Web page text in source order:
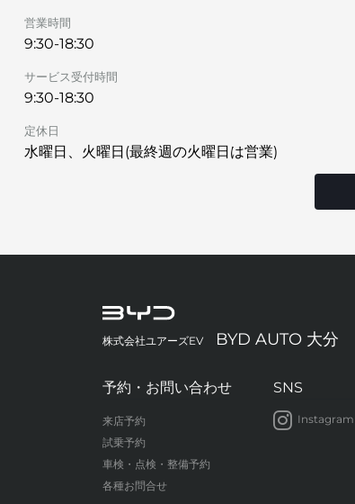
営業時間
9:30-18:30
サービス受付時間
9:30-18:30
定休日
水曜日、火曜日(最終週の火曜日は営業)
株式会社ユアーズEV BYD AUTO 大分
予約・お問い合わせ
来店予約
試乗予約
車検・点検・整備予約
各種お問合せ
SNS
Instagram